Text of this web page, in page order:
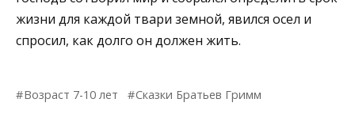
жизни для каждой твари земной, явился осел и
спросил, как долго он должен жить.
Возраст 7-10 лет Сказки Братьев Гримм